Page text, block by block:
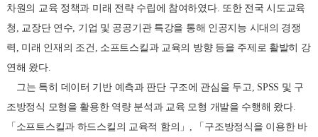
차원의 교육 정책과 미래 전략 수립에 참여하였다. 또한 전국 시도교육
청, 교장단 연수, 기업 및 공공기관 특강을 통해 인공지능 시대의 경쟁
력, 미래 인재의 조건, 소프트스킬과 교육의 방향 등을 주제로 활발히 강
연해 왔다.
그는 특히 데이터 기반 예측과 판단 구조에 관심을 두고, SPSS 및 구
조방정식 모형을 활용한 역량 분석과 교육 모형 개발을 수행해 왔다.
「소프트스킬과 하드스킬의 교육적 함의」, 「구조방정식을 이용한 바